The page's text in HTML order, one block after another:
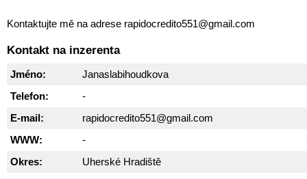
Kontaktujte mě na adrese rapidocredito551@gmail.com
Kontakt na inzerenta
Jméno:
Janaslabihoudkova
Telefon:
-
E-mail:
rapidocredito551@gmail.com
WWW:
-
Okres:
Uherské Hradiště